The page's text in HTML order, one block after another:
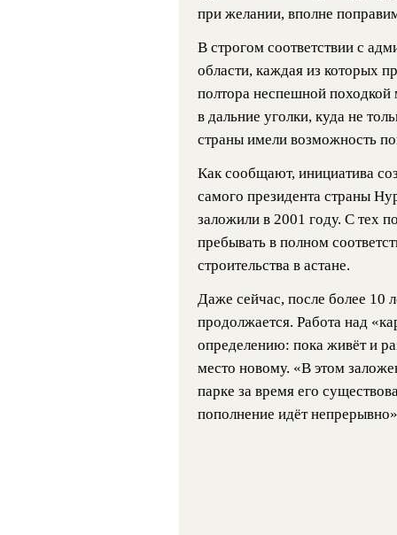
при желании, вполне
В строгом соответствии с
области, каждая из которых
полтора неспешной
в дальние уголки, куда не
страны имели возможность
Как сообщают, инициатива
самого президента страны
заложили в 2001 году. С тех
пребывать в полном
строительства в астане.
Даже сейчас, после более 10
продолжается. Работа над
определению: пока живёт и
место новому. «В этом
парке за время его
пополнение идёт